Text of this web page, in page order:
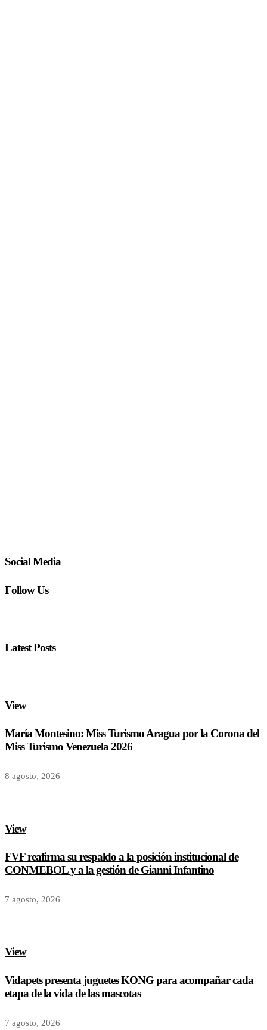
Social Media
Follow Us
Latest Posts
View
María Montesino: Miss Turismo Aragua por la Corona del
Miss Turismo Venezuela 2026
8 agosto, 2026
View
FVF reafirma su respaldo a la posición institucional de
CONMEBOL y a la gestión de Gianni Infantino
7 agosto, 2026
View
Vidapets presenta juguetes KONG para acompañar cada
etapa de la vida de las mascotas
7 agosto, 2026